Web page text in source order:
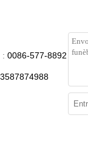
: 0086-577-8892